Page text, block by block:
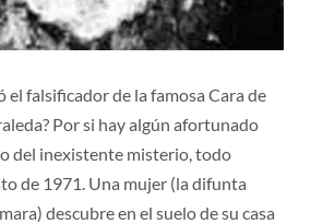
el falsificador de la famosa Cara de
Por si hay algún afortunado
del inexistente misterio, todo
de 1971. Una mujer (la difunta
descubre en el suelo de su casa